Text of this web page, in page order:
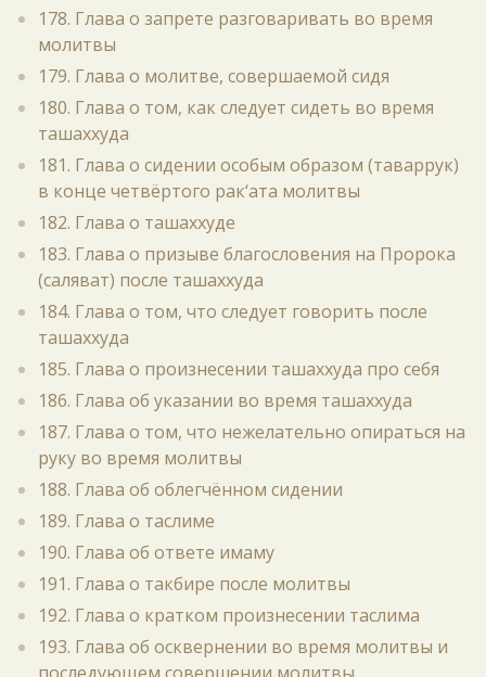
178. Глава о запрете разговаривать во время
молитвы
179. Глава о молитве, совершаемой сидя
180. Глава о том, как следует сидеть во время
ташаххуда
181. Глава о сидении особым образом (таваррук)
в конце четвёртого рак‘ата молитвы
182. Глава о ташаххуде
183. Глава о призыве благословения на Пророка
(саляват) после ташаххуда
184. Глава о том, что следует говорить после
ташаххуда
185. Глава о произнесении ташаххуда про себя
186. Глава об указании во время ташаххуда
187. Глава о том, что нежелательно опираться на
руку во время молитвы
188. Глава об облегчённом сидении
189. Глава о таслиме
190. Глава об ответе имаму
191. Глава о такбире после молитвы
192. Глава о кратком произнесении таслима
193. Глава об осквернении во время молитвы и